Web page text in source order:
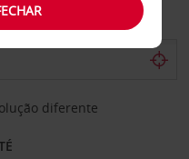
diferente